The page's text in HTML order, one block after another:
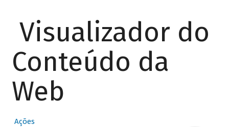
Visualizador do
Conteúdo da
Web
Ações